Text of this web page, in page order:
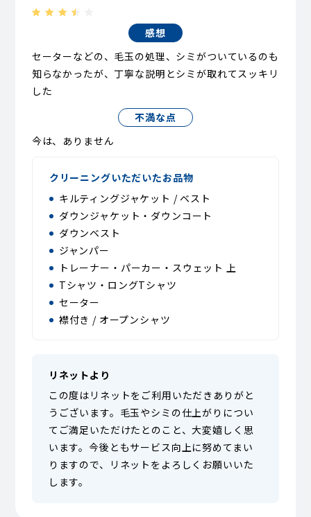
感想
セーターなどの、毛玉の処理、シミがついているのも
知らなかったが、丁寧な説明とシミが取れてスッキリ
した
不満な点
今は、ありません
クリーニングいただいたお品物
キルティングジャケット / ベスト
ダウンジャケット・ダウンコート
ダウンベスト
ジャンパー
トレーナー・パーカー・スウェット 上
Tシャツ・ロングTシャツ
セーター
襟付き / オープンシャツ
リネットより
この度はリネットをご利用いただきありがと
うございます。毛玉やシミの仕上がりについ
てご満足いただけたとのこと、大変嬉しく思
います。今後ともサービス向上に努めてまい
りますので、リネットをよろしくお願いいた
します。